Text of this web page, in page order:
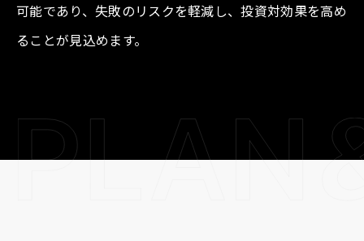
可能であり、失敗のリスクを軽減し、投資対効果を高め
ることが見込めます。